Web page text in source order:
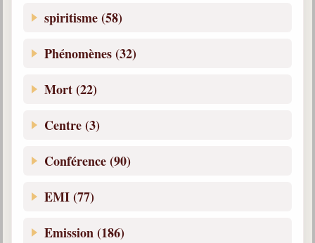
spiritisme (58)
Phénomènes (32)
Mort (22)
Centre (3)
Conférence (90)
EMI (77)
Emission (186)